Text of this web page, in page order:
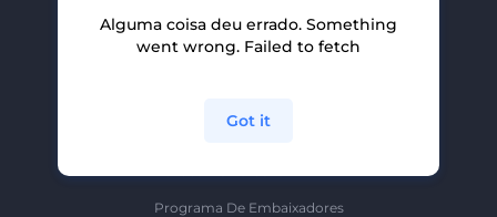
Programa De Afiliados
Programa De Embaixadores
Alguma coisa deu errado. Something
went wrong. Failed to fetch
Got it